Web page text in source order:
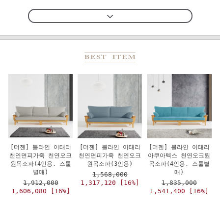
[더젠] 블라인 이태리
천연면피가죽 천연오크
원목소파(4인용, 스툴
별매)
1,912,000
1,606,080 [16%]
[더젠] 블라인 이태리
천연면피가죽 천연오크
원목소파(3인용)
1,568,000
1,317,120 [16%]
[더젠] 블라인 이태리
아쿠아텍스 천연오크원
목소파(4인용, 스툴별
매)
1,835,000
1,541,400 [16%]